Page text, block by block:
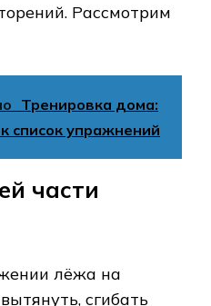
Рассмотрим
Тренировка дома:
список упражнений
части
лёжа на
сгибать